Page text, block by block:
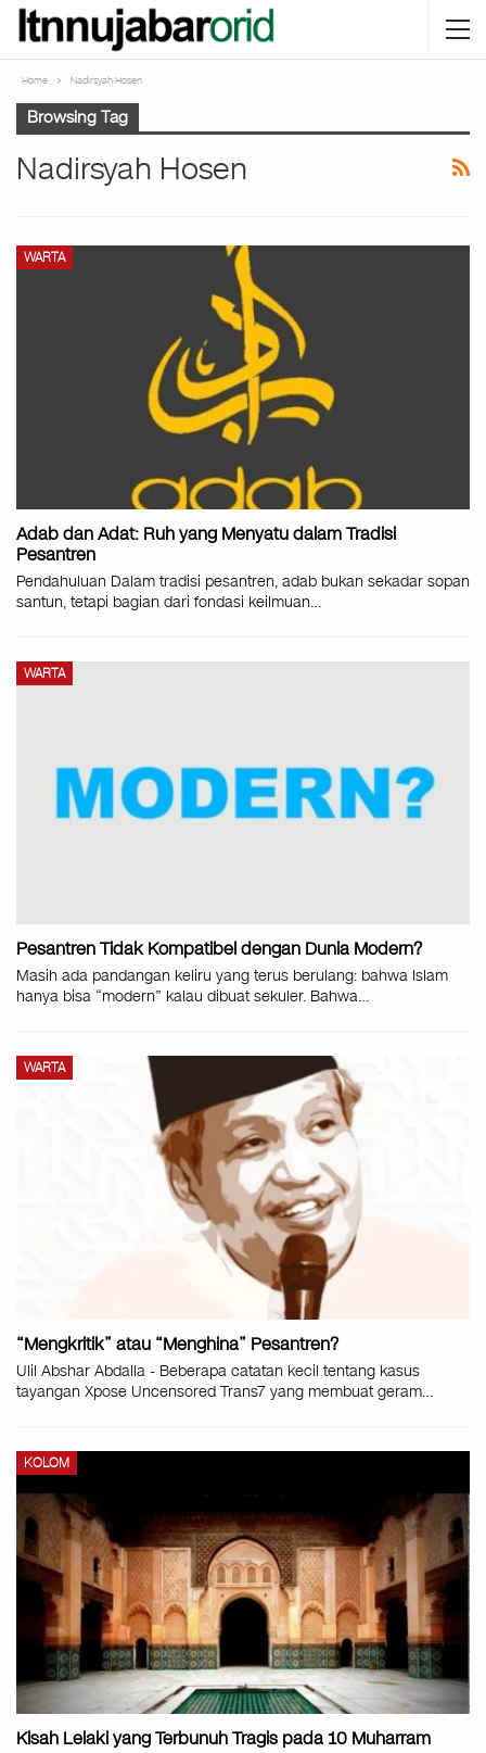
Home Nadirsyah Hosen
Browsing Tag
Nadirsyah Hosen
WARTA
Adab dan Adat: Ruh yang Menyatu dalam Tradisi
Pesantren
Pendahuluan Dalam tradisi pesantren, adab bukan sekadar sopan
santun, tetapi bagian dari fondasi keilmuan…
WARTA
Pesantren Tidak Kompatibel dengan Dunia Modern?
Masih ada pandangan keliru yang terus berulang: bahwa Islam
hanya bisa “modern” kalau dibuat sekuler. Bahwa…
WARTA
“Mengkritik” atau “Menghina” Pesantren?
Ulil Abshar Abdalla - Beberapa catatan kecil tentang kasus
tayangan Xpose Uncensored Trans7 yang membuat geram…
KOLOM
Kisah Lelaki yang Terbunuh Tragis pada 10 Muharram